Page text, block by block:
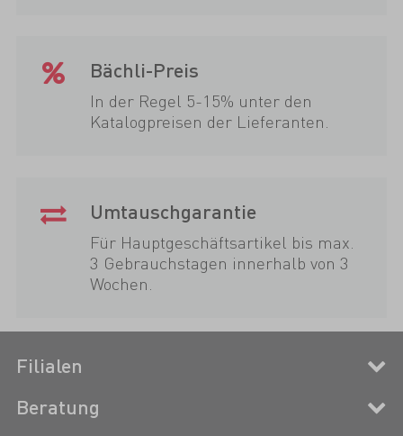
Bächli-Preis
In der Regel 5-15% unter den
Katalogpreisen der Lieferanten.
Umtauschgarantie
Für Hauptgeschäftsartikel bis max.
3 Gebrauchstagen innerhalb von 3
Wochen.
Filialen
Beratung